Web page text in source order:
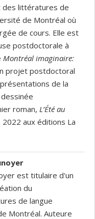
des littératures de
de Montréal où
de cours. Elle est
postdoctorale à
Montréal imaginaire:
projet postdoctoral
de la
roman, L’Été au
aux éditions La
est titulaire d'un
du
de langue
Montréal. Auteure